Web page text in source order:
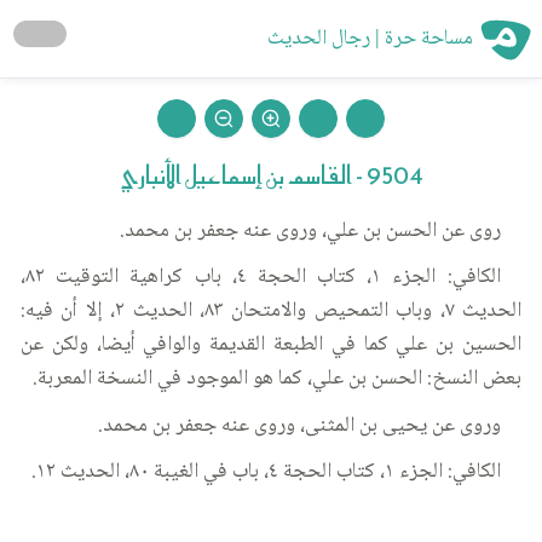
مساحة حرة | رجال الحديث
9504 - القاسم بن إسماعيل الأنباري
روى عن الحسن بن علي، وروى عنه جعفر بن محمد.
الكافي: الجزء ١، كتاب الحجة ٤، باب كراهية التوقيت ٨٢،
الحديث ٧، وباب التمحيص والامتحان ٨٣، الحديث ٢، إلا أن فيه:
الحسين بن علي كما في الطبعة القديمة والوافي أيضا، ولكن عن
بعض النسخ: الحسن بن علي، كما هو الموجود في النسخة المعربة.
وروى عن يحيى بن المثنى، وروى عنه جعفر بن محمد.
الكافي: الجزء ١، كتاب الحجة ٤، باب في الغيبة ٨٠، الحديث ١٢.